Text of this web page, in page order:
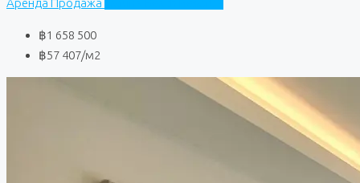
Аренда Продажа
฿1 658 500
฿57 407/м2